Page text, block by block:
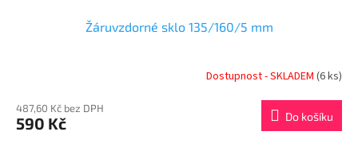
Žáruvzdorné sklo 135/160/5 mm
Dostupnost - SKLADEM (6 ks)
487,60 Kč bez DPH
590 Kč Do košíku